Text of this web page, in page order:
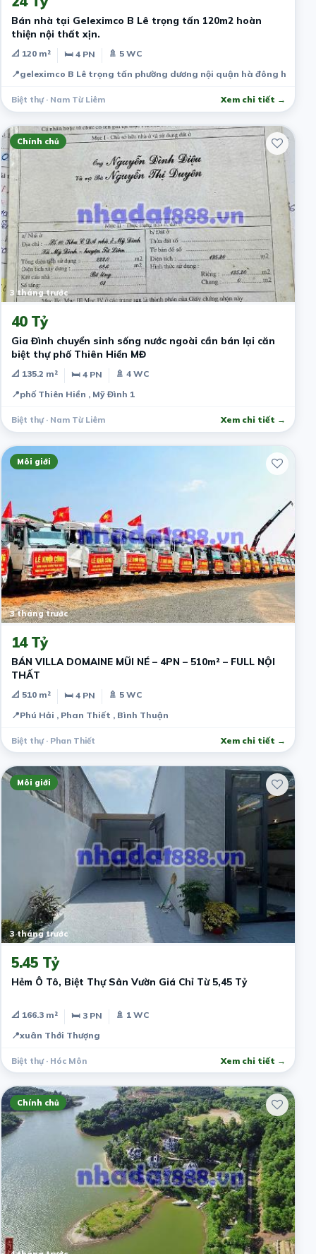
Bán nhà tại Geleximco B Lê trọng tấn 120m2 hoàn
thiện nội thất xịn.
📐 120 m² 🛏 4 PN
🚿 5 WC
📍geleximco B Lê trọng tấn phường dương nội quận hà đông hà nội
Biệt thự · Nam Từ Liêm Xem chi tiết →
Chính chủ
3 tháng trước
40 Tỷ
Gia Đình chuyển sinh sống nước ngoài cần bán lại căn
biệt thự phố Thiên Hiền MĐ
📐 135.2 m² 🛏 4 PN
🚿 4 WC
📍phố Thiên Hiền , Mỹ Đình 1
Biệt thự · Nam Từ Liêm Xem chi tiết →
Môi giới
3 tháng trước
14 Tỷ
BÁN VILLA DOMAINE MŨI NÉ – 4PN – 510m² – FULL NỘI
THẤT
📐 510 m² 🛏 4 PN
🚿 5 WC
📍Phú Hải , Phan Thiết , Bình Thuận
Biệt thự · Phan Thiết Xem chi tiết →
Môi giới
3 tháng trước
5.45 Tỷ
Hẻm Ô Tô, Biệt Thự Sân Vườn Giá Chỉ Từ 5,45 Tỷ
📐 166.3 m² 🛏 3 PN
🚿 1 WC
📍xuân Thới Thượng
Biệt thự · Hóc Môn Xem chi tiết →
Chính chủ